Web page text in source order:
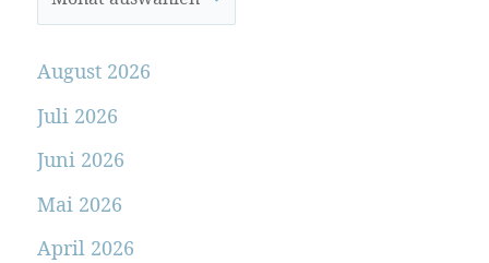
August 2026
Juli 2026
Juni 2026
Mai 2026
April 2026